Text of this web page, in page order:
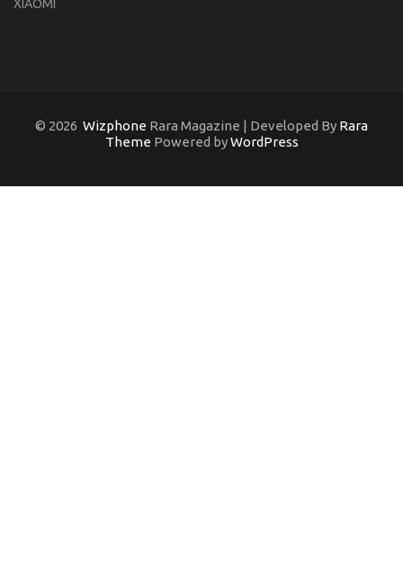
XIAOMI
© 2026 Wizphone Rara Magazine | Developed By Rara
Theme Powered byWordPress